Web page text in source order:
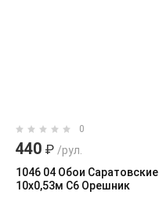
0
440 ₽ /рул.
1046 04 Обои Саратовские
10х0,53м С6 Орешник